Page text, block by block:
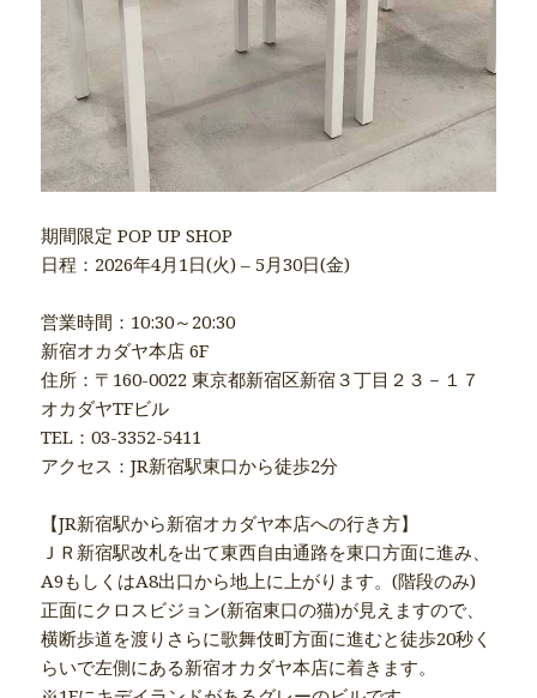
期間限定 POP UP SHOP
日程：2026年4月1日(火) – 5月30日(金)
営業時間：10:30～20:30
新宿オカダヤ本店 6F
住所：〒160-0022 東京都新宿区新宿３丁目２３－１７
オカダヤTFビル
TEL：03-3352-5411
アクセス：JR新宿駅東口から徒歩2分
【JR新宿駅から新宿オカダヤ本店への行き方】
ＪＲ新宿駅改札を出て東西自由通路を東口方面に進み、
A9もしくはA8出口から地上に上がります。(階段のみ)
正面にクロスビジョン(新宿東口の猫)が見えますので、
横断歩道を渡りさらに歌舞伎町方面に進むと徒歩20秒く
らいで左側にある新宿オカダヤ本店に着きます。